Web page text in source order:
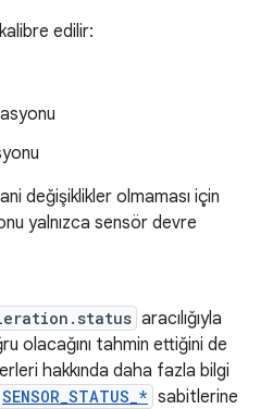
edilir:
değişiklikler olmaması için
yalnızca sensör devre
aracılığıyla
olacağını tahmin ettiğini de
hakkında daha fazla bilgi
SENSOR_STATUS_* sabitlerine